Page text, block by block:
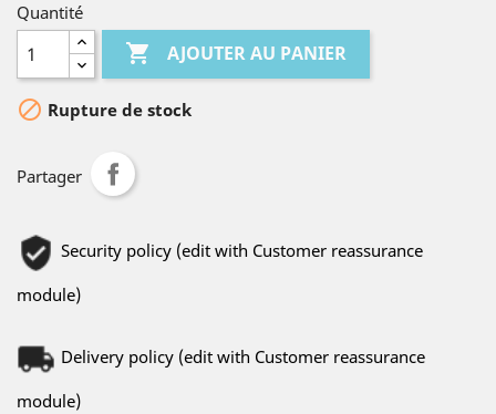
Quantité
 AJOUTER AU PANIER
 Rupture de stock
Partager
Security policy (edit with Customer reassurance
module)
Delivery policy (edit with Customer reassurance
module)